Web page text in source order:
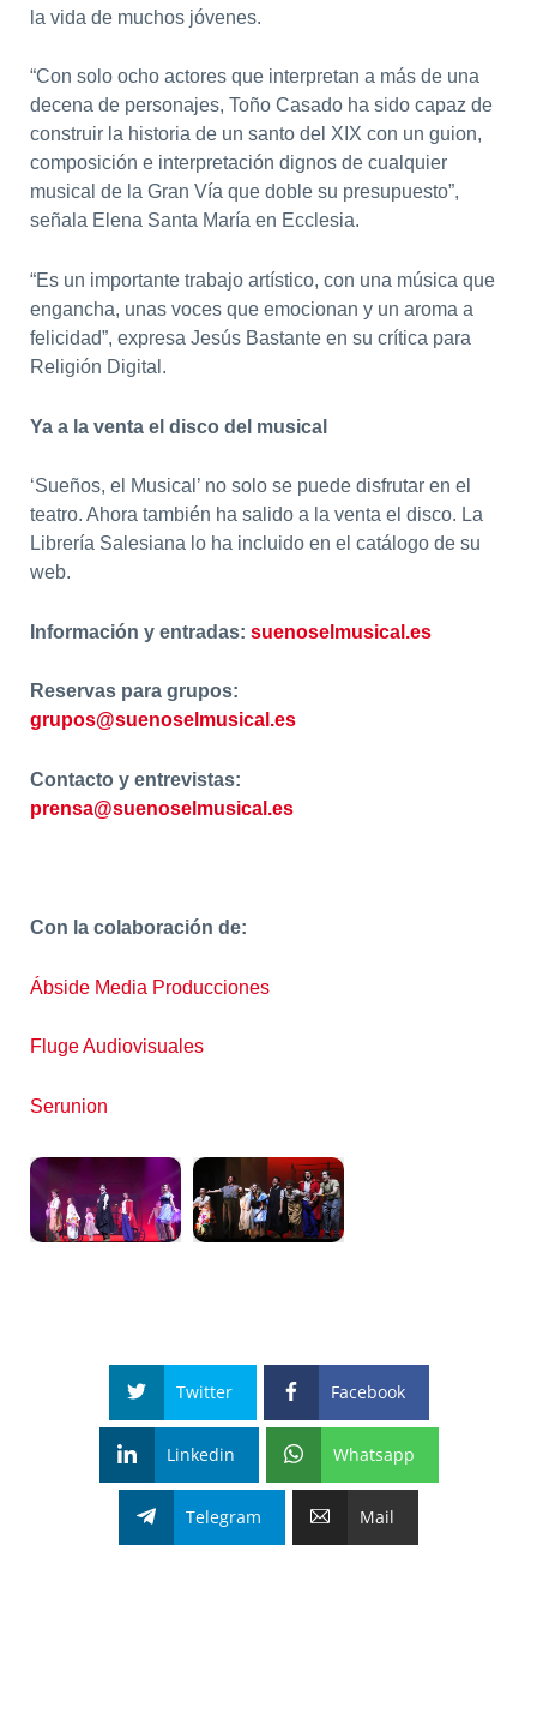
la vida de muchos jóvenes.
“Con solo ocho actores que interpretan a más de una
decena de personajes, Toño Casado ha sido capaz de
construir la historia de un santo del XIX con un guion,
composición e interpretación dignos de cualquier
musical de la Gran Vía que doble su presupuesto”,
señala Elena Santa María en Ecclesia.
“Es un importante trabajo artístico, con una música que
engancha, unas voces que emocionan y un aroma a
felicidad”, expresa Jesús Bastante en su crítica para
Religión Digital.
Ya a la venta el disco del musical
‘Sueños, el Musical’ no solo se puede disfrutar en el
teatro. Ahora también ha salido a la venta el disco. La
Librería Salesiana lo ha incluido en el catálogo de su
web.
Información y entradas: suenoselmusical.es
Reservas para grupos:
grupos@suenoselmusical.es
Contacto y entrevistas:
prensa@suenoselmusical.es
Con la colaboración de:
Ábside Media Producciones
Fluge Audiovisuales
Serunion
Twitter Facebook
Linkedin Whatsapp
Telegram Mail